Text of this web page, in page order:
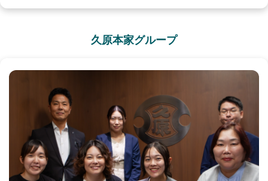
久原本家グループ